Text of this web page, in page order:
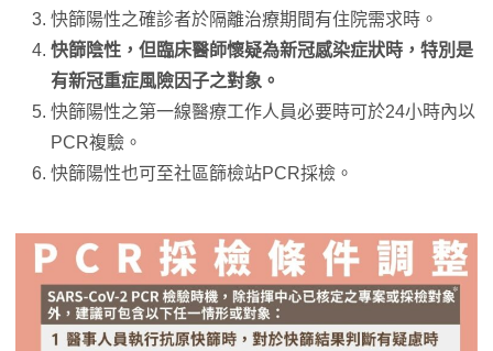
快篩陽性之確診者於隔離治療期間有住院需求時。
快篩陰性，但臨床醫師懷疑為新冠感染症狀時，特別是
有新冠重症風險因子之對象。
快篩陽性之第一線醫療工作人員必要時可於24小時內以
PCR複驗。
快篩陽性也可至社區篩檢站PCR採檢。